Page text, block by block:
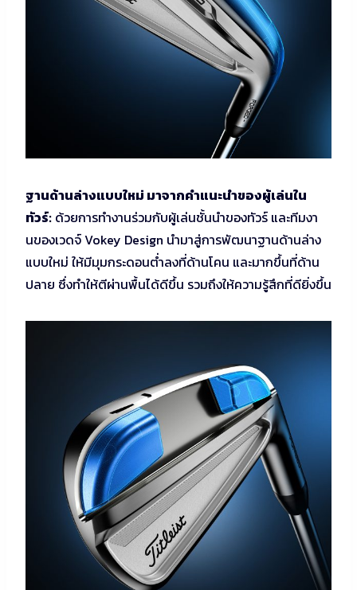
ฐานด้านล่างแบบใหม่ มาจากคำแนะนำของผู้เล่นใน
ทัวร์: ด้วยการทำงานร่วมกับผู้เล่นชั้นนำของทัวร์ และทีมงา
นของเวดจ์ Vokey Design นำมาสู่การพัฒนาฐานด้านล่าง
แบบใหม่ ให้มีมุมกระดอนต่ำลงที่ด้านโคน และมากขึ้นที่ด้าน
ปลาย ซึ่งทำให้ตีผ่านพื้นได้ดีขึ้น รวมถึงให้ความรู้สึกที่ดียิ่งขึ้น